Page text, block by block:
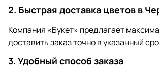
2. Быстрая доставка цветов в
Компания «Букет» предлагает
доставить заказ точно в указанный
3. Удобный способ заказа